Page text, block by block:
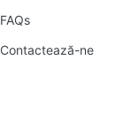
FAQs
Contactează-ne